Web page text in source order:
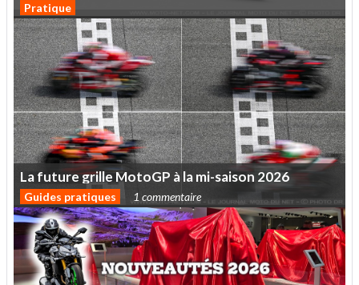
Pratique
Lafuturegrille MotoGP àlami-saison 2026
Guides pratiques 1 commentaire